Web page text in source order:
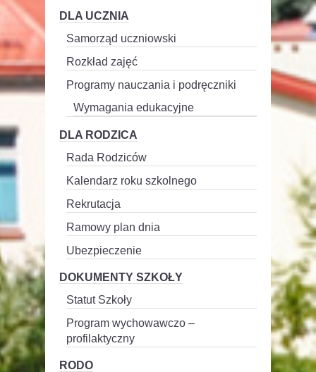
DLA UCZNIA
Samorząd uczniowski
Rozkład zajęć
Programy nauczania i podręczniki
Wymagania edukacyjne
DLA RODZICA
Rada Rodziców
Kalendarz roku szkolnego
Rekrutacja
Ramowy plan dnia
Ubezpieczenie
DOKUMENTY SZKOŁY
Statut Szkoły
Program wychowawczo –
profilaktyczny
RODO